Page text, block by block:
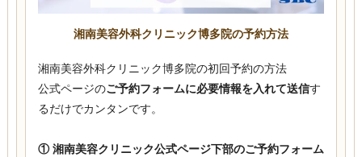
湘南美容外科クリニック博多院の予約方法
湘南美容外科クリニック博多院の初回予約の方法
公式ページのご予約フォームに必要情報を入れて送信す
るだけでカンタンです。
① 湘南美容クリニック公式ページ下部のご予約フォーム